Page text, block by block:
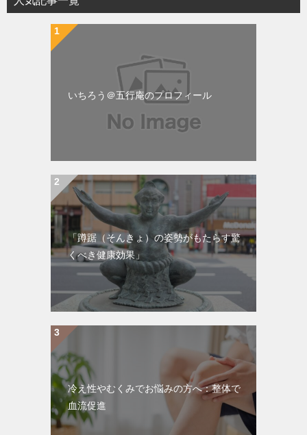
いちろう＠五行庵のプロフィール
「蹲踞（そんきょ）の姿勢がもたらす驚
くべき健康効果」
冷え性やむくみでお悩みの方へ：整体で
血流促進